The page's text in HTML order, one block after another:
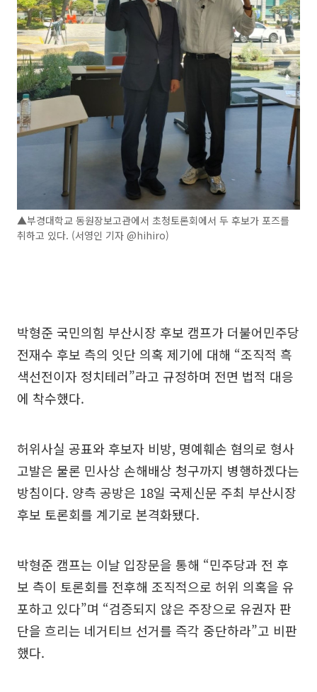
▲부경대학교 동원장보고관에서 초청토론회에서 두 후보가 포즈를
취하고 있다. (서영인 기자 @hihiro)
박형준 국민의힘 부산시장 후보 캠프가 더불어민주당
전재수 후보 측의 잇단 의혹 제기에 대해 “조직적 흑
색선전이자 정치테러”라고 규정하며 전면 법적 대응
에 착수했다.
허위사실 공표와 후보자 비방, 명예훼손 혐의로 형사
고발은 물론 민사상 손해배상 청구까지 병행하겠다는
방침이다. 양측 공방은 18일 국제신문 주최 부산시장
후보 토론회를 계기로 본격화됐다.
박형준 캠프는 이날 입장문을 통해 “민주당과 전 후
보 측이 토론회를 전후해 조직적으로 허위 의혹을 유
포하고 있다”며 “검증되지 않은 주장으로 유권자 판
단을 흐리는 네거티브 선거를 즉각 중단하라”고 비판
했다.